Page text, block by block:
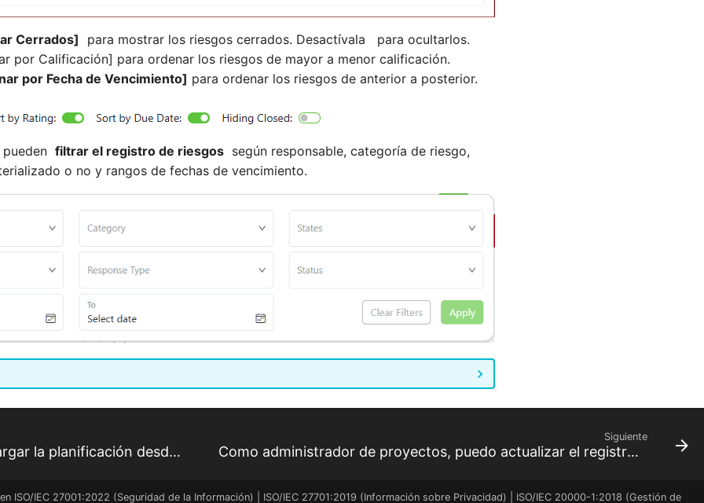
Cerrados] para mostrar los riesgos cerrados. Desactívala para ocultarlos.
por Calificación] para ordenar los riesgos de mayor a menor calificación.
por Fecha de Vencimiento] para ordenar los riesgos de anterior a posterior.
filtrar el registro de riesgos según responsable, categoría de riesgo,
o no y rangos de fechas de vencimiento.
Como administrador de proyectos, puedo cargar la planificación desde Microsoft Project
Siguiente
Como administrador de proyectos, puedo actualizar el registro de suposiciones
IEC 27001:2022 (Seguridad de la Información) | ISO/IEC 27701:2019 (Información sobre Privacidad) | ISO/IEC 20000-1:2018 (Gestión de